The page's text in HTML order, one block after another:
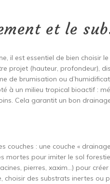
et le
il est essentiel de bien choisir
projet (hauteur, profondeur),
de brumisation ou
à un milieu tropical bioactif :
Cela garantit un bon
couches : une couche «
mortes pour imiter le sol
pierres, xaxim…) pour
choisir des substrats inertes ou